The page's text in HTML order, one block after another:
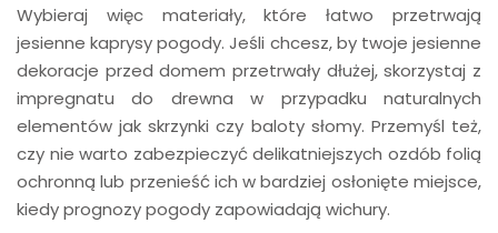
Wybieraj więc materiały, które łatwo przetrwają
jesienne kaprysy pogody. Jeśli chcesz, by twoje jesienne
dekoracje przed domem przetrwały dłużej, skorzystaj z
impregnatu do drewna w przypadku naturalnych
elementów jak skrzynki czy baloty słomy. Przemyśl też,
czy nie warto zabezpieczyć delikatniejszych ozdób folią
ochronną lub przenieść ich w bardziej osłonięte miejsce,
kiedy prognozy pogody zapowiadają wichury.